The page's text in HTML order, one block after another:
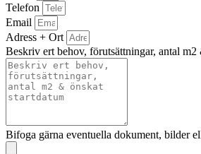
Telefon
Email
Adress + Ort
Beskriv ert behov, förutsättningar, antal m2
Bifoga gärna eventuella dokument, bilder